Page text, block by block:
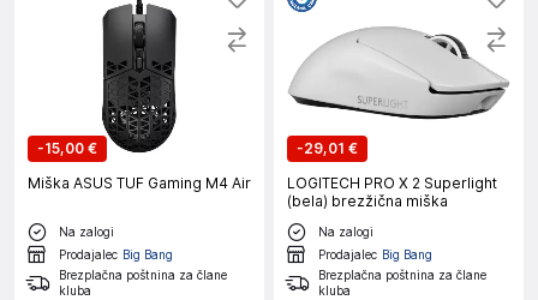
-15,00 €
Miška ASUS TUF Gaming M4 Air
Na zalogi
Prodajalec Big Bang
Brezplačna poštnina za člane
kluba
-29,01 €
LOGITECH PRO X 2 Superlight
(bela) brezžična miška
Na zalogi
Prodajalec Big Bang
Brezplačna poštnina za člane
kluba